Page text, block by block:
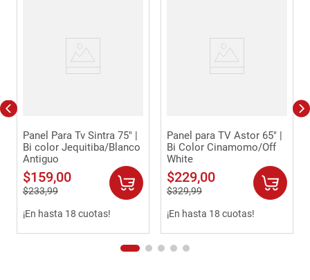
Panel Para Tv Sintra 75" |
Bi color Jequitiba/Blanco
Antiguo
$159,00
$233,99
¡En hasta 18 cuotas!
Panel para TV Astor 65" |
Bi Color Cinamomo/Off
White
$229,00
$329,99
¡En hasta 18 cuotas!